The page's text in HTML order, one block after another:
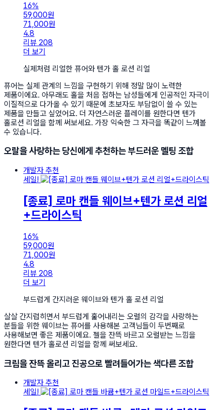
16%
59,000원
71,000원
4.8
리뷰 208
더 보기
실제처럼 리얼한 퓨어와 텐가 홀 로션 리얼
퓨어는 실제 관계의 느낌을 구현하기 위해 정말 많이 노력한
제품이에요. 아무래도 홀을 처음 접하는 남성들에게 인공적인 자극이
이질적으로 다가올 수 있기 때문에 초보자도 부담없이 쓸 수 있는
제품을 만들고 싶었어요. 더 자연스러운 플레이를 원한다면 텐가
홀로션 리얼을 함께 써보세요. 가장 익숙한 그 자극을 똑같이 느껴볼
수 있습니다.
오랄을 사랑하는 당신에게 추천하는 부드러운 멜팅 조합
개발자 추천
세일!
[종료] 로마 캔들 웨이브+텐가 로션 리얼
+드라이스틱
16%
59,000원
71,000원
4.8
리뷰 208
더 보기
부드럽게 간지러운 웨이브와 텐가 홀 로션 리얼
살살 간지럽히면서 부드럽게 훑어내리는 오럴의 감각을 사랑하는
분들을 위한 웨이브는 퓨어를 사용해본 고객님들이 두번째로
사용해보면 좋은 제품이에요. 젤을 잔뜩 바르고 오럴받는 느낌을
원한다면 텐가 홀로션 리얼을 함께 써보세요.
크림을 잔뜩 올리고 진공으로 빨려들어가는 색다른 조합
개발자 추천
세일!